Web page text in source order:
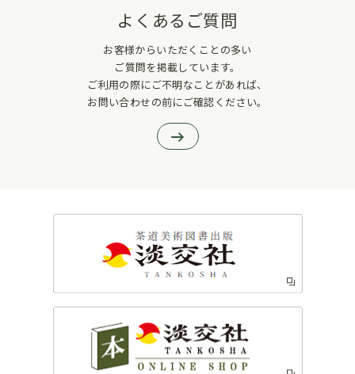
よくあるご質問
お客様からいただくことの多い
ご質問を掲載しています。
ご利用の際にご不明なことがあれば、
お問い合わせの前にご確認ください。